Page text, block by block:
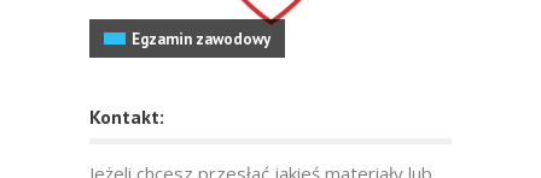
Egzamin zawodowy
Kontakt:
Jeżeli chcesz przesłać jakieś materiały lub